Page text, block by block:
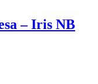
– Iris NB